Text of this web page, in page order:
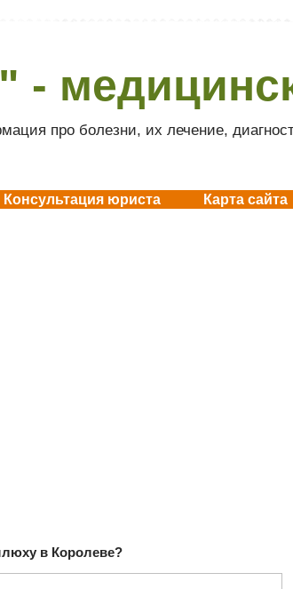
-
про болезни, их лечение,
Консультация юриста Карта сайта
в Королеве?